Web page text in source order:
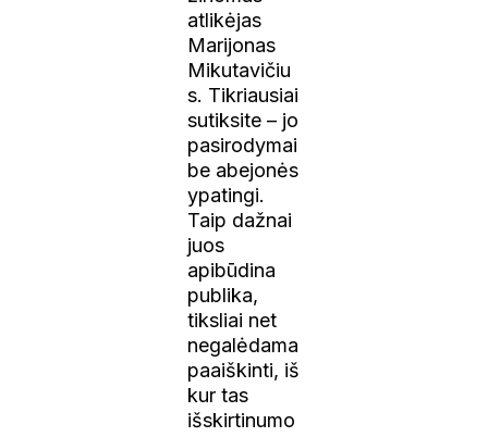
atlikėjas
Marijonas
Mikutavičiu
s. Tikriausiai
sutiksite – jo
pasirodymai
be abejonės
ypatingi.
Taip dažnai
juos
apibūdina
publika,
tiksliai net
negalėdama
paaiškinti, iš
kur tas
išskirtinumo